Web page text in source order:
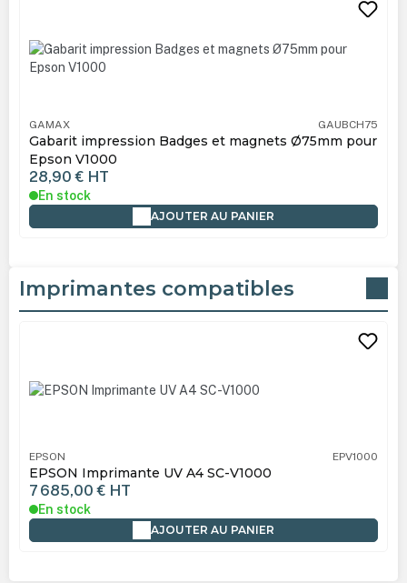
GAMAX GAUBCH75
Gabarit impression Badges et magnets Ø75mm pour
Epson V1000
28,90 € HT
En stock
AJOUTER AU PANIER
Imprimantes compatibles
EPSON EPV1000
EPSON Imprimante UV A4 SC-V1000
7 685,00 € HT
En stock
AJOUTER AU PANIER